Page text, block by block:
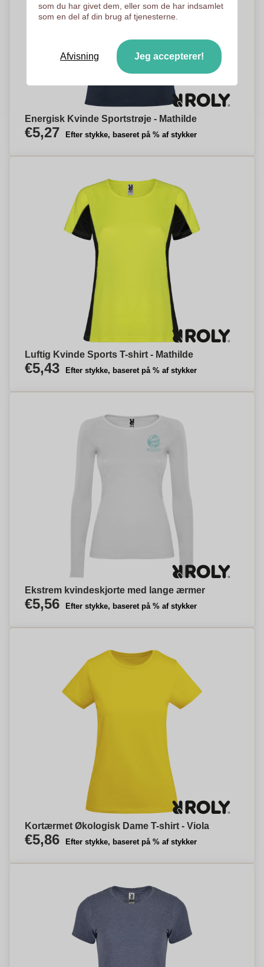
Energisk Kvinde Sportstrøje - Mathilde
€5,27 Efter stykke, baseret på % af stykker
Luftig Kvinde Sports T-shirt - Mathilde
€5,43 Efter stykke, baseret på % af stykker
Ekstrem kvindeskjorte med lange ærmer
€5,56 Efter stykke, baseret på % af stykker
Kortærmet Økologisk Dame T-shirt - Viola
€5,86 Efter stykke, baseret på % af stykker
som du har givet dem, eller som de har indsamlet
som en del af din brug af tjenesterne.
Afvisning Jeg accepterer!